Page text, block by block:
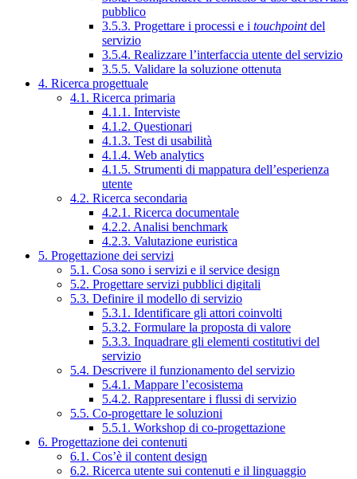
pubblico
3.5.3. Progettare i processi e i touchpointdel
servizio
3.5.4. Realizzare l’interfaccia utente del servizio
3.5.5. Validare la soluzione ottenuta
4. Ricerca progettuale
4.1. Ricerca primaria
4.1.1. Interviste
4.1.2. Questionari
4.1.3. Test di usabilità
4.1.4. Web analytics
4.1.5. Strumenti di mappatura dell’esperienza
utente
4.2. Ricerca secondaria
4.2.1. Ricerca documentale
4.2.2. Analisi benchmark
4.2.3. Valutazione euristica
5. Progettazione dei servizi
5.1. Cosa sono i servizi e il service design
5.2. Progettare servizi pubblici digitali
5.3. Definire il modello di servizio
5.3.1. Identificare gli attori coinvolti
5.3.2. Formulare la proposta di valore
5.3.3. Inquadrare gli elementi costitutivi del
servizio
5.4. Descrivere il funzionamento del servizio
5.4.1. Mappare l’ecosistema
5.4.2. Rappresentare i flussi di servizio
5.5. Co-progettare le soluzioni
5.5.1. Workshop di co-progettazione
6. Progettazione dei contenuti
6.1. Cos’è il content design
6.2. Ricerca utente sui contenuti e il linguaggio